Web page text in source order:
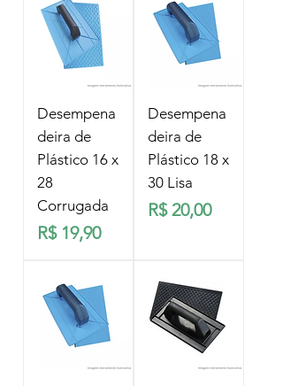
Desempena
deira de
Plástico 16 x
28
Corrugada
Preço
R$ 19,90
Desempena
deira de
Plástico 18 x
30 Lisa
Preço
R$ 20,00